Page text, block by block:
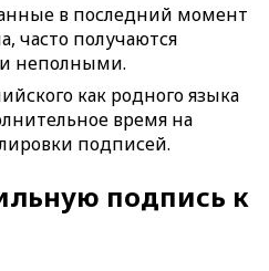
в последний момент
часто получаются
неполными.
как родного языка
время на
подписей.
подпись к